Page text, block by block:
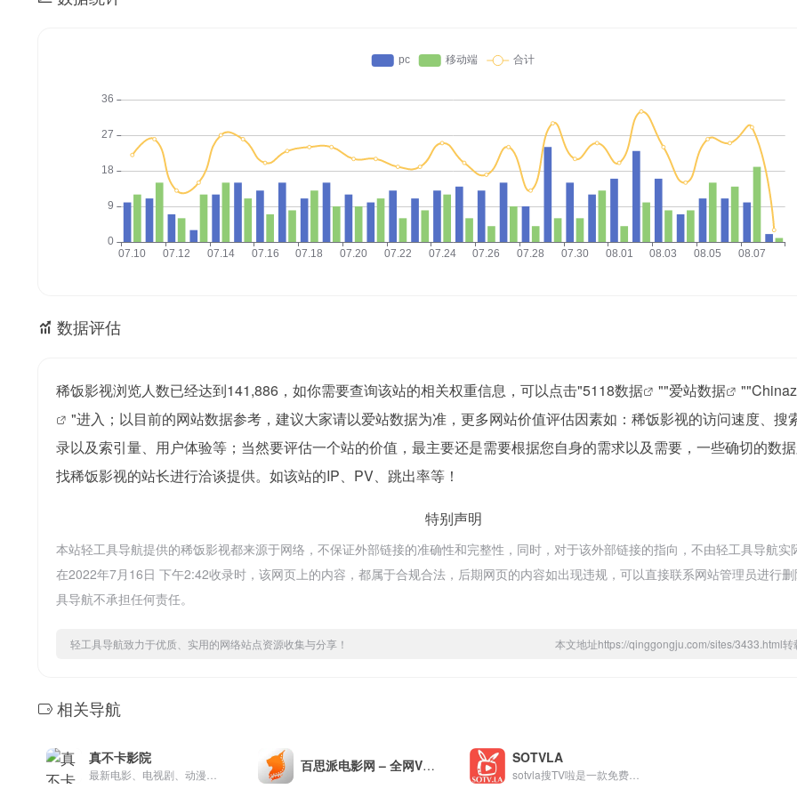
数据评估
稀饭影视浏览人数已经达到141,886，如你需要查询该站的相关权重信息，可以点击"5118数据 ""爱站数据 ""
"进入；以目前的网站数据参考，建议大家请以爱站数据为准，更多网站价值评估因素如：稀饭影视的访问速度、搜
录以及索引量、用户体验等；当然要评估一个站的价值，最主要还是需要根据您自身的需求以及需要，一些确切的数
找稀饭影视的站长进行洽谈提供。如该站的IP、PV、跳出率等！
特别声明
本站轻工具导航提供的稀饭影视都来源于网络，不保证外部链接的准确性和完整性，同时，对于该外部链接的指向，不由轻工具导航实
在2022年7月16日 下午2:42收录时，该网页上的内容，都属于合规合法，后期网页的内容如出现违规，可以直接联系网站管理员进行
具导航不承担任何责任。
轻工具导航致力于优质、实用的网络站点资源收集与分享！ 本文地址https://qinggongju.com/sites/3433.html转
相关导航
真不卡影院 百思派电影网 – 全网VIP点映免费观看 SOTVLA
sotvla搜TV啦是一款免费影视搜索引擎，可以搜索最近热播好看的高清电影/电视剧/综艺/动漫免费手机在线观看，其中包含国产视频/日韩/欧美/等地最新热播的动作/喜剧/爱情/科幻/恐怖/剧情/战争/等